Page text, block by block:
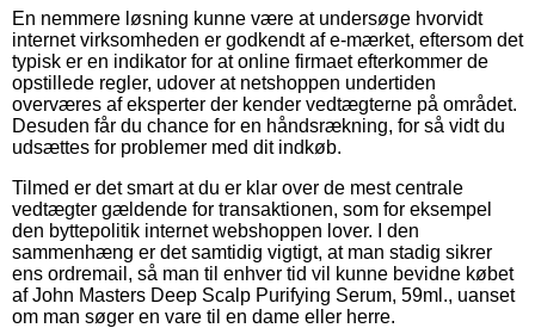
En nemmere løsning kunne være at undersøge hvorvidt
internet virksomheden er godkendt af e-mærket, eftersom det
typisk er en indikator for at online firmaet efterkommer de
opstillede regler, udover at netshoppen undertiden
overværes af eksperter der kender vedtægterne på området.
Desuden får du chance for en håndsrækning, for så vidt du
udsættes for problemer med dit indkøb.
Tilmed er det smart at du er klar over de mest centrale
vedtægter gældende for transaktionen, som for eksempel
den byttepolitik internet webshoppen lover. I den
sammenhæng er det samtidig vigtigt, at man stadig sikrer
ens ordremail, så man til enhver tid vil kunne bevidne købet
af John Masters Deep Scalp Purifying Serum, 59ml., uanset
om man søger en vare til en dame eller herre.